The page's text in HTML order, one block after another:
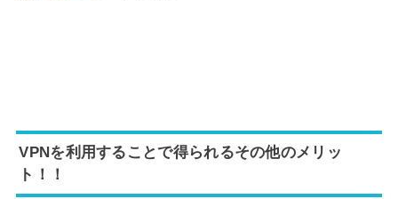
VPNを利用することで得られるその他のメリッ
ト！！